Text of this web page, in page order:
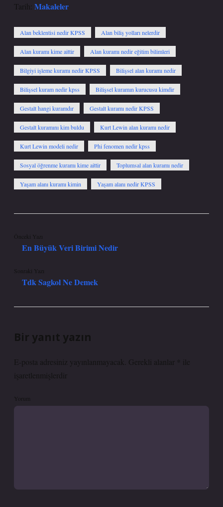
Tarih: Makaleler
Alan beklentisi nedir KPSS Alan biliş yolları nelerdir
Alan kuramı kime aittir Alan kuramı nedir eğitim bilimleri
Bilgiyi işleme kuramı nedir KPSS Bilişsel alan kuramı nedir
Bilişsel kuram nedir kpss Bilişsel kuramın kurucusu kimdir
Gestalt hangi kuramdır Gestalt kuramı nedir KPSS
Gestalt kuramını kim buldu Kurt Lewin alan kuramı nedir
Kurt Lewin modeli nedir Phi fenomen nedir kpss
Sosyal öğrenme kuramı kime aittir Toplumsal alan kuramı nedir
Yaşam alanı kuramı kimin Yaşam alanı nedir KPSS
Önceki Yazı
En Büyük Veri Birimi Nedir
Sonraki Yazı
Tdk Sagkol Ne Demek
Bir yanıt yazın
E-posta adresiniz yayınlanmayacak. Gerekli alanlar
ile
işaretlenmişlerdir
Yorum